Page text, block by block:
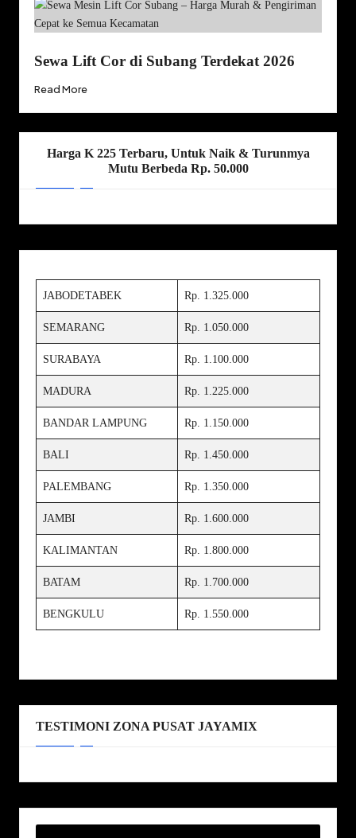
Sewa Lift Cor di Subang Terdekat 2026
Read More
Harga K 225 Terbaru, Untuk Naik & Turunmya
Mutu Berbeda Rp. 50.000
JABODETABEK Rp. 1.325.000
SEMARANG Rp. 1.050.000
SURABAYA Rp. 1.100.000
MADURA Rp. 1.225.000
BANDAR LAMPUNG Rp. 1.150.000
BALI Rp. 1.450.000
PALEMBANG Rp. 1.350.000
JAMBI Rp. 1.600.000
KALIMANTAN Rp. 1.800.000
BATAM Rp. 1.700.000
BENGKULU Rp. 1.550.000
TESTIMONI ZONA PUSAT JAYAMIX